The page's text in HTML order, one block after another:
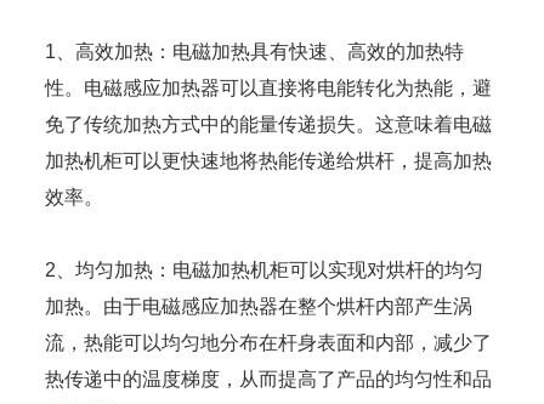
1、高效加热：电磁加热具有快速、高效的加热特
性。电磁感应加热器可以直接将电能转化为热能，避
免了传统加热方式中的能量传递损失。这意味着电磁
加热机柜可以更快速地将热能传递给烘杆，提高加热
效率。
2、均匀加热：电磁加热机柜可以实现对烘杆的均匀
加热。由于电磁感应加热器在整个烘杆内部产生涡
流，热能可以均匀地分布在杆身表面和内部，减少了
热传递中的温度梯度，从而提高了产品的均匀性和品